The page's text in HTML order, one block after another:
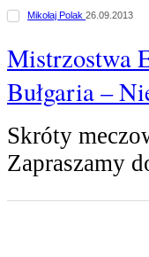
Mikołaj Polak 26.09.2013
Mistrzostwa
Bułgaria –
Skróty
Zapraszamy